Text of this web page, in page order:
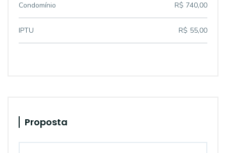
Condomínio R$ 740,00
IPTU R$ 55,00
Proposta